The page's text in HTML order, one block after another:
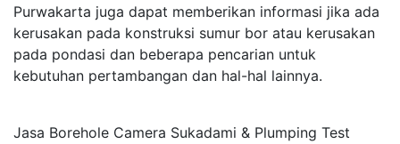
Purwakarta juga dapat memberikan informasi jika ada
kerusakan pada konstruksi sumur bor atau kerusakan
pada pondasi dan beberapa pencarian untuk
kebutuhan pertambangan dan hal-hal lainnya.
Jasa Borehole Camera Sukadami & Plumping Test